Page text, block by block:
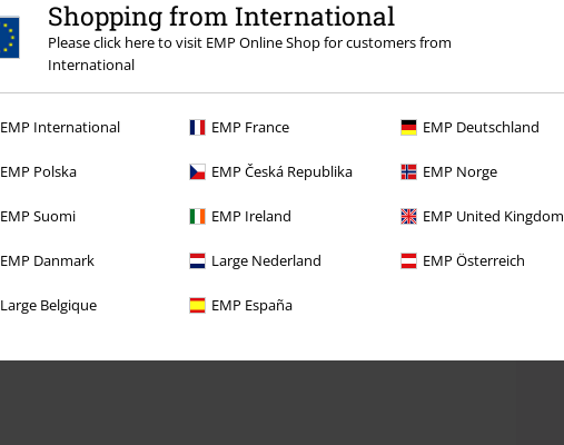
Shopping from International
Please click here to visit EMP Online Shop for customers from
International
EMP International EMP France EMP Deutschland
EMP Polska EMP Česká Republika EMP Norge
EMP Suomi EMP Ireland EMP United Kingdom
EMP Danmark Large Nederland EMP Österreich
Large Belgique EMP España